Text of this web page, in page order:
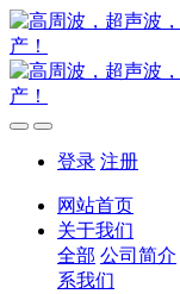
登录 注册
网站首页
关于我们
全部 公司简介
系我们